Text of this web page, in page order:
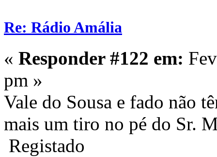
Re: Rádio Amália
« Responder #122 em:
pm »
Vale do Sousa e fado não
mais um tiro no pé do Sr.
Registado